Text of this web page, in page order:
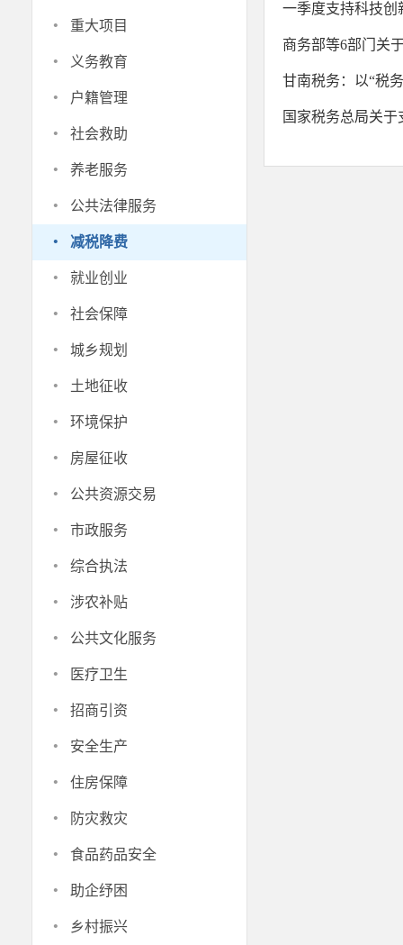
· 重大项目
· 义务教育
· 户籍管理
· 社会救助
· 养老服务
· 公共法律服务
· 减税降费
· 就业创业
· 社会保障
· 城乡规划
· 土地征收
· 环境保护
· 房屋征收
· 公共资源交易
· 市政服务
· 综合执法
· 涉农补贴
· 公共文化服务
· 医疗卫生
· 招商引资
· 安全生产
· 住房保障
· 防灾救灾
· 食品药品安全
· 助企纾困
· 乡村振兴
一季度支持科技创
商务部等6部门关
甘南税务：以“税
国家税务总局关